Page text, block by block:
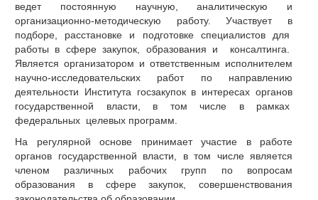
ведет постоянную научную, аналитическую и
организационно-методическую работу. Участвует в
подборе, расстановке и подготовке специалистов для
работы в сфере закупок, образования и консалтинга.
Является организатором и ответственным исполнителем
научно-исследовательских работ по направлению
деятельности Института госзакупок в интересах органов
государственной власти, в том числе в рамках
федеральных целевых программ.
На регулярной основе принимает участие в работе
органов государственной власти, в том числе является
членом различных рабочих групп по вопросам
образования в сфере закупок, совершенствования